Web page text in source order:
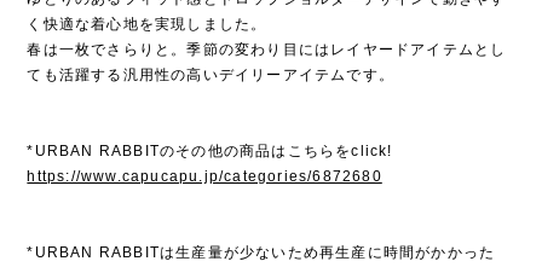
く快適な着心地を実現しました。
春は一枚でさらりと。季節の変わり目にはレイヤードアイテムとし
ても活躍する汎用性の高いデイリーアイテムです。
*URBAN RABBITのその他の商品はこちらをclick!
https://www.capucapu.jp/categories/6872680
*URBAN RABBITは生産量が少ないため再生産に時間がかかった